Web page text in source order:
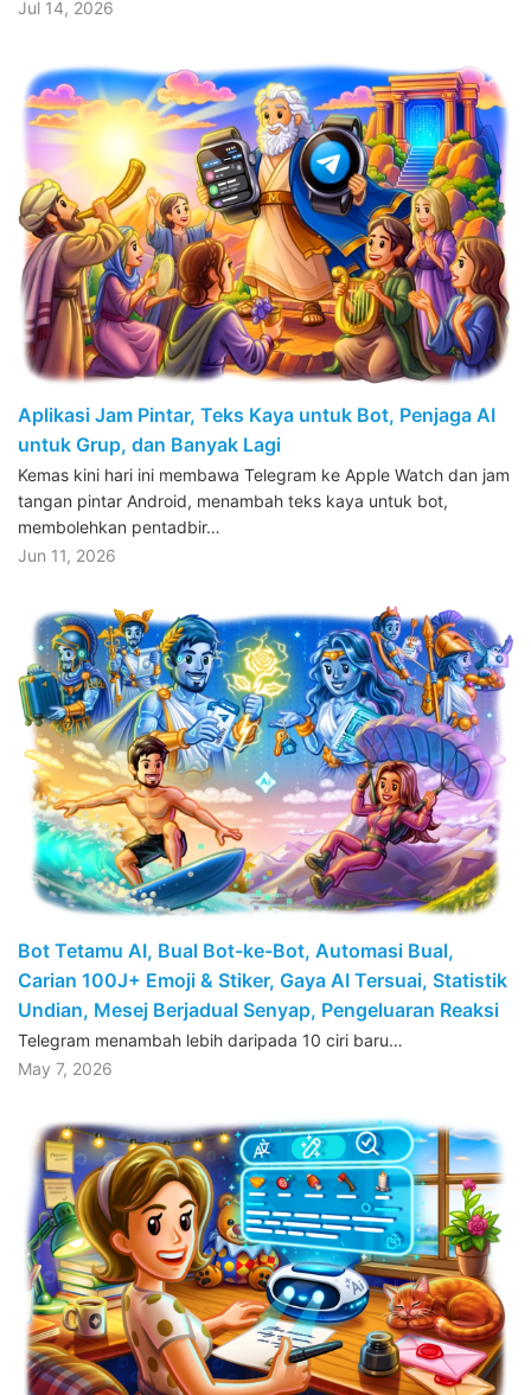
Jul 14, 2026
Aplikasi Jam Pintar, Teks Kaya untuk Bot, Penjaga AI
untuk Grup, dan Banyak Lagi
Kemas kini hari ini membawa Telegram ke Apple Watch dan jam
tangan pintar Android, menambah teks kaya untuk bot,
membolehkan pentadbir…
Jun 11, 2026
Bot Tetamu AI, Bual Bot-ke-Bot, Automasi Bual,
Carian 100J+ Emoji & Stiker, Gaya AI Tersuai, Statistik
Undian, Mesej Berjadual Senyap, Pengeluaran Reaksi
Telegram menambah lebih daripada 10 ciri baru…
May 7, 2026